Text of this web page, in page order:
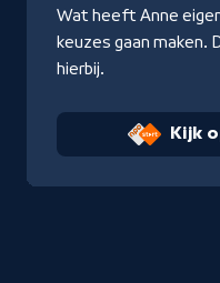
Wat heeft Anne
keuzes gaan maken.
hierbij.
Kijk